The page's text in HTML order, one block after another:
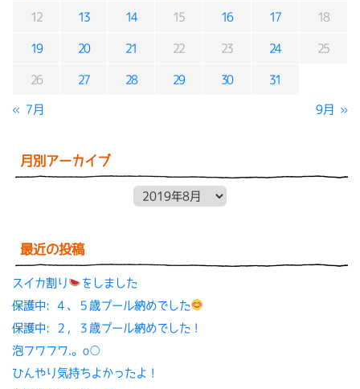
12 13 14 15 16 17 18
19 20 21 22 23 24 25
26 27 28 29 30 31
« 7月 9月 »
月別アーカイブ
最近の投稿
スイカ割り
をしました
保護中: ４、５歳プール納めでした
保護中: ２，３歳プール納めでした！
泡フワフワ.。o○
ひんやり気持ちよかったよ！